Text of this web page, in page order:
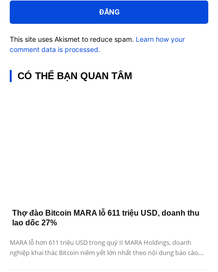
luận:
This site uses Akismet to reduce spam. Learn how your
comment data is processed.
CÓ THỂ BẠN QUAN TÂM
Thợ đào Bitcoin MARA lỗ 611 triệu USD, doanh thu
lao dốc 27%
MARA lỗ hơn 611 triệu USD trong quý II MARA Holdings, doanh
nghiệp khai thác Bitcoin niêm yết lớn nhất theo nội dung báo cáo,...